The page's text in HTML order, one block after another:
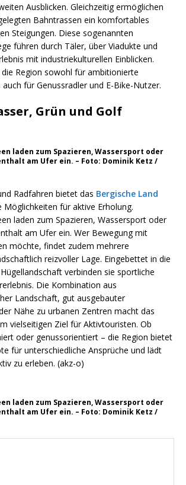
Ausblicken. Gleichzeitig ermöglichen
Bahntrassen ein komfortables
Steigungen. Diese sogenannten
führen durch Täler, über Viadukte und
mit industriekulturellen Einblicken.
Region sowohl für ambitionierte
für Genussradler und E-Bike-Nutzer.
Grün und Golf
laden zum Spazieren, Wassersport oder
am Ufer ein. – Foto: Dominik Ketz /
Radfahren bietet das Bergische Land
Möglichkeiten für aktive Erholung.
laden zum Spazieren, Wassersport oder
am Ufer ein. Wer Bewegung mit
möchte, findet zudem mehrere
reizvoller Lage. Eingebettet in die
verbinden sie sportliche
Die Kombination aus
Landschaft, gut ausgebauter
Nähe zu urbanen Zentren macht das
vielseitigen Ziel für Aktivtouristen. Ob
oder genussorientiert – die Region bietet
für unterschiedliche Ansprüche und lädt
zu erleben. (akz-o)
laden zum Spazieren, Wassersport oder
am Ufer ein. – Foto: Dominik Ketz /